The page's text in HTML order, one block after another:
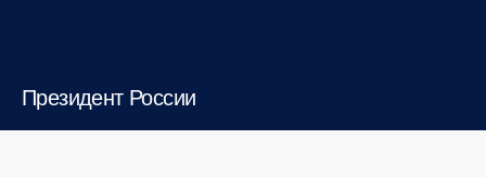
Президент России